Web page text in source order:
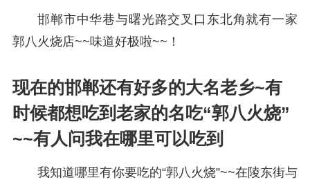
邯郸市中华巷与曙光路交叉口东北角就有一家
郭八火烧店~~味道好极啦~~！
现在的邯郸还有好多的大名老乡~有
时候都想吃到老家的名吃“郭八火烧”
~~有人问我在哪里可以吃到
我知道哪里有你要吃的“郭八火烧”~~在陵东街与